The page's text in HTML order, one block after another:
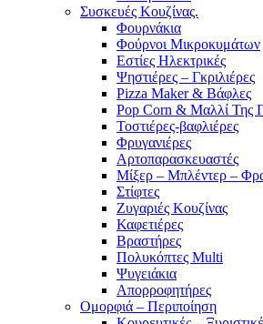
Συσκευές Κουζίνας.
Φουρνάκια
Φούρνοι Μικροκυμάτων
Εστίες Ηλεκτρικές
Ψηστιέρες – Γκριλιέρες
Pizza Maker & Βάφλες
Pop Corn & Μαλλί Της
Τοστιέρες-βαφλιέρες
Φρυγανιέρες
Αρτοπαρασκευαστές
Μίξερ – Μπλέντερ –
Στίφτες
Ζυγαριές Κουζίνας
Καφετιέρες
Βραστήρες
Πολυκόπτες Multi
Ψυγειάκια
Απορροφητήρες
Ομορφιά – Περιποίηση